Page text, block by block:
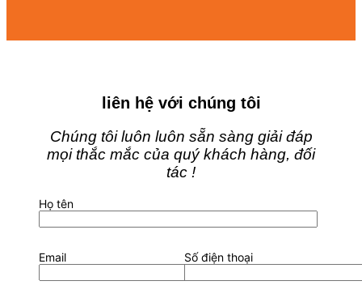
liên hệ với chúng tôi
Chúng tôi luôn luôn sẵn sàng giải đáp
mọi thắc mắc của quý khách hàng, đối
tác !
Họ tên
Email Số điện thoại